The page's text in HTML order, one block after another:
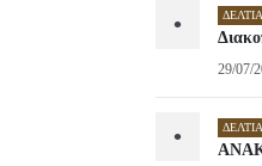
•
29/07/
•